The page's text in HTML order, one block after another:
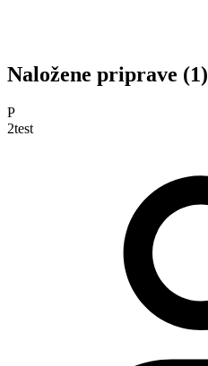
Naložene priprave (1)
P
2test